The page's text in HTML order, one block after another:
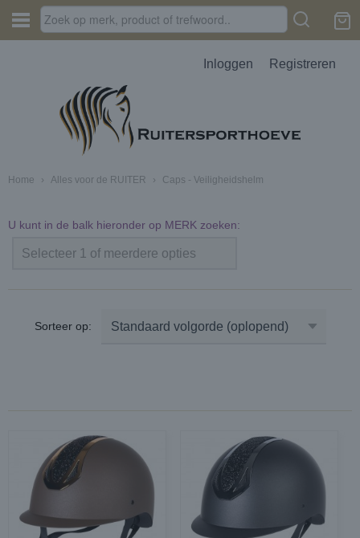
Inloggen Registreren
Home › Alles voor de RUITER › Caps - Veiligheidshelm
U kunt in de balk hieronder op MERK zoeken:
Selecteer 1 of meerdere opties
Sorteer op: